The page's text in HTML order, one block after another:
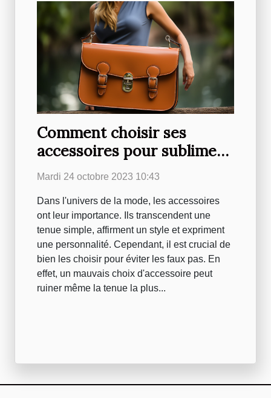
Comment choisir ses
accessoires pour sublimer
une tenue
Mardi 24 octobre 2023 10:43
Dans l'univers de la mode, les accessoires
ont leur importance. Ils transcendent une
tenue simple, affirment un style et expriment
une personnalité. Cependant, il est crucial de
bien les choisir pour éviter les faux pas. En
effet, un mauvais choix d'accessoire peut
ruiner même la tenue la plus...